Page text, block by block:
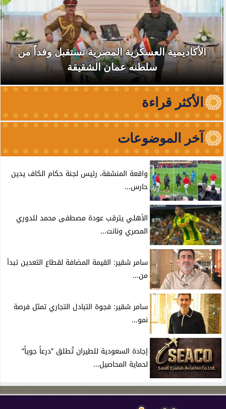
الأكاديمية العسكرية المصرية تستقبل وفداً من
سلطنه عمان الشقيقة
الأكثر قراءة
آخر الموضوعات
واقعة المنشفة، رئيس لجنة حكام الكاف يدين
حارس...
الأهلي يترقب عودة مصطفى محمد للدوري
المصري ونانت...
سامر شقير: القيمة المضافة لقطاع التعدين تبدأ
من...
سامر شقير: فجوة التبادل التجاري تمثل فرصة
نمو...
إجادة السعودية للطيران تُطلق ”درعاً جوياً”
لحماية المحاصيل...